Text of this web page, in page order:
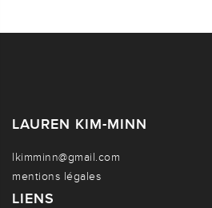
LAUREN KIM-MINN
lkimminn@gmail.com
mentions légales
LIENS